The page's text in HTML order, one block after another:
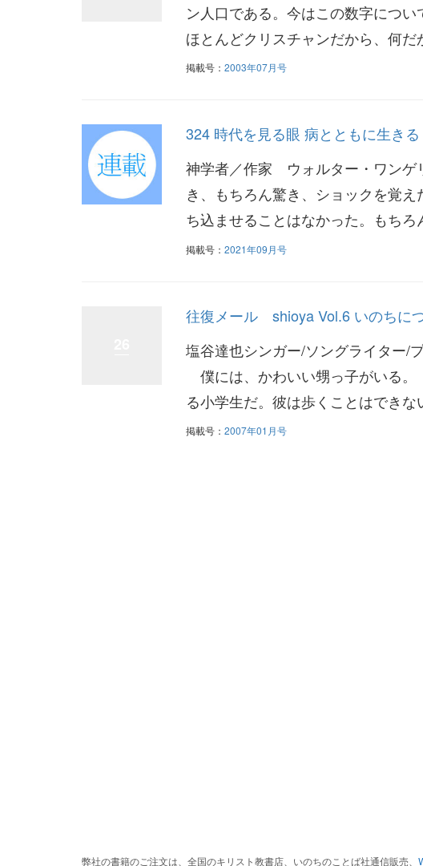
ン人口である。今はこの数字につ
ほとんどクリスチャンだから、何
掲載号： 2003年07月号
324 時代を見る眼 病とともに生き
神学者／作家 ウォルター・ワンゲ
き、もちろん驚き、ショックを覚
ち込ませることはなかった。もち
掲載号： 2021年09月号
往復メール shioya Vol.6 いのちに
塩谷達也シンガー/ソングライター
僕には、かわいい甥っ子がいる
る小学生だ。彼は歩くことはでき
掲載号： 2007年01月号
弊社の書籍のご注文は、全国のキリスト教書店、いのちのことば社通信販売、